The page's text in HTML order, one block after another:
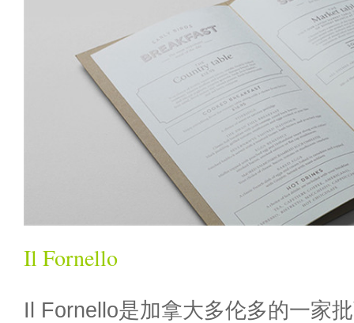
Il Fornello
Il Fornello是加拿大多伦多的一家